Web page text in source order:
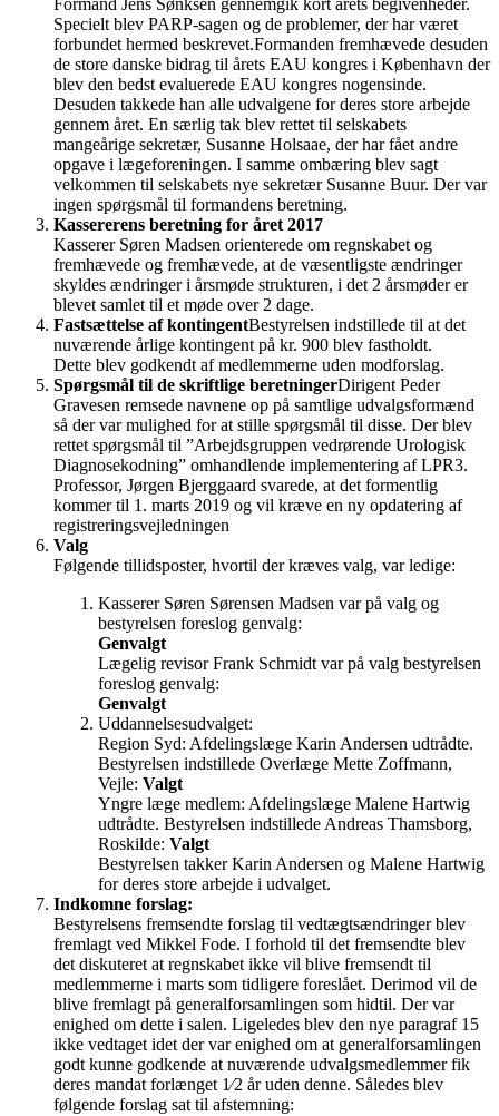
Formand Jens Sønksen gennemgik kort årets begivenheder.
Specielt blev PARP-sagen og de problemer, der har været
forbundet hermed beskrevet.Formanden fremhævede desuden
de store danske bidrag til årets EAU kongres i København der
blev den bedst evaluerede EAU kongres nogensinde.
Desuden takkede han alle udvalgene for deres store arbejde
gennem året. En særlig tak blev rettet til selskabets
mangeårige sekretær, Susanne Holsaae, der har fået andre
opgave i lægeforeningen. I samme ombæring blev sagt
velkommen til selskabets nye sekretær Susanne Buur. Der var
ingen spørgsmål til formandens beretning.
Kassererens beretning for året 2017
Kasserer Søren Madsen orienterede om regnskabet og
fremhævede og fremhævede, at de væsentligste ændringer
skyldes ændringer i årsmøde strukturen, i det 2 årsmøder er
blevet samlet til et møde over 2 dage.
Fastsættelse af kontingentBestyrelsen indstillede til at det
nuværende årlige kontingent på kr. 900 blev fastholdt.
Dette blev godkendt af medlemmerne uden modforslag.
Spørgsmål til de skriftlige beretningerDirigent Peder
Gravesen remsede navnene op på samtlige udvalgsformænd
så der var mulighed for at stille spørgsmål til disse. Der blev
rettet spørgsmål til ”Arbejdsgruppen vedrørende Urologisk
Diagnosekodning” omhandlende implementering af LPR3.
Professor, Jørgen Bjerggaard svarede, at det formentlig
kommer til 1. marts 2019 og vil kræve en ny opdatering af
registreringsvejledningen
Valg
Følgende tillidsposter, hvortil der kræves valg, var ledige:
Kasserer Søren Sørensen Madsen var på valg og
bestyrelsen foreslog genvalg:
Genvalgt
Lægelig revisor Frank Schmidt var på valg bestyrelsen
foreslog genvalg:
Genvalgt
Uddannelsesudvalget:
Region Syd: Afdelingslæge Karin Andersen udtrådte.
Bestyrelsen indstillede Overlæge Mette Zoffmann,
Vejle: Valgt
Yngre læge medlem: Afdelingslæge Malene Hartwig
udtrådte. Bestyrelsen indstillede Andreas Thamsborg,
Roskilde: Valgt
Bestyrelsen takker Karin Andersen og Malene Hartwig
for deres store arbejde i udvalget.
Indkomne forslag:
Bestyrelsens fremsendte forslag til vedtægtsændringer blev
fremlagt ved Mikkel Fode. I forhold til det fremsendte blev
det diskuteret at regnskabet ikke vil blive fremsendt til
medlemmerne i marts som tidligere foreslået. Derimod vil de
blive fremlagt på generalforsamlingen som hidtil. Der var
enighed om dette i salen. Ligeledes blev den nye paragraf 15
ikke vedtaget idet der var enighed om at generalforsamlingen
godt kunne godkende at nuværende udvalgsmedlemmer fik
deres mandat forlænget 1⁄2 år uden denne. Således blev
følgende forslag sat til afstemning: